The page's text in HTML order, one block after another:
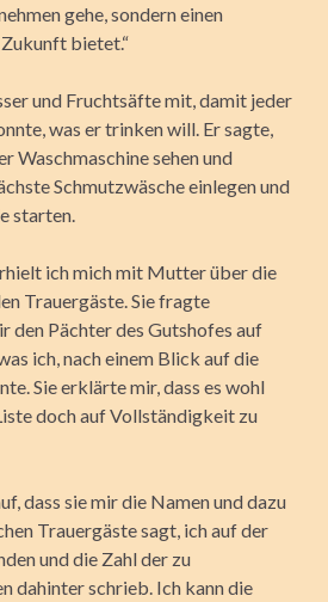
gehe, sondern einen
bietet.“
und Fruchtsäfte mit, damit jeder
was er trinken will. Er sagte,
Waschmaschine sehen und
Schmutzwäsche einlegen und
starten.
ich mich mit Mutter über die
Trauergäste. Sie fragte
den Pächter des Gutshofes auf
ich, nach einem Blick auf die
Sie erklärte mir, dass es wohl
doch auf Voll­ständigkeit zu
dass sie mir die Namen und dazu
Trauergäste sagt, ich auf der
und die Zahl der zu
dahinter schrieb. Ich kann die